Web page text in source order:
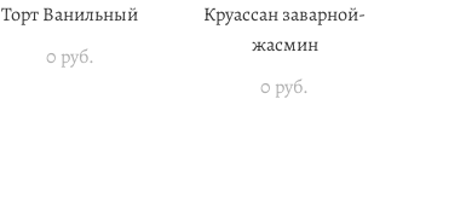
Торт Ванильный
0 pуб.
Круассан заварной-
жасмин
0 pуб.